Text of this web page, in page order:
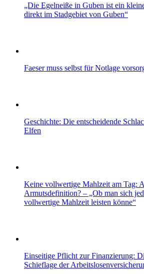
„Die Egelneiße in Guben ist ein
direkt im Stadgebiet von Guben“
Faeser muss selbst für Notlage
Geschichte: Die entscheidende
Elfen
Keine vollwertige Mahlzeit am Tag:
Armutsdefinition? – „Ob man sich
vollwertige Mahlzeit leisten könne“
Einseitige Pflicht zur Finanzierung:
Schieflage der